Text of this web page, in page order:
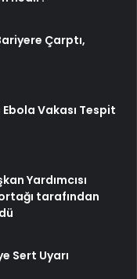
Çarptı,
Vakası Tespit
Yardımcısı
tarafından
Sert Uyarı